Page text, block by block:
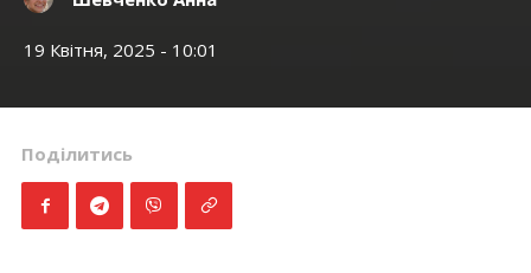
19 Квітня, 2025 - 10:01
Поділитись